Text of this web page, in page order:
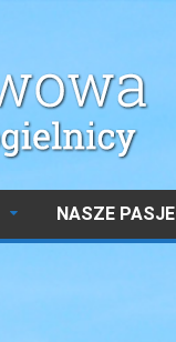
NASZE PASJE